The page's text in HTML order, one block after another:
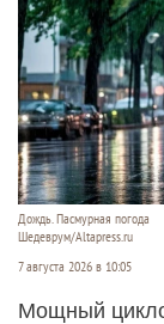
Дождь. Пасмурная погода
Шедеврум/Altapress.ru
7 августа 2026 в 10:05
Мощный